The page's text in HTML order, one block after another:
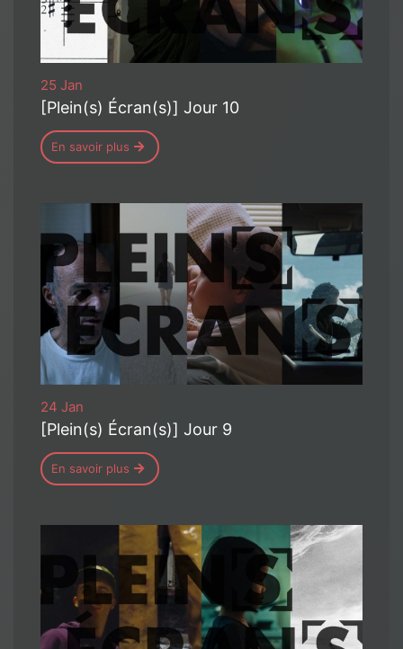
25 Jan
[Plein(s) Écran(s)] Jour 10
En savoir plus
24 Jan
[Plein(s) Écran(s)] Jour 9
En savoir plus